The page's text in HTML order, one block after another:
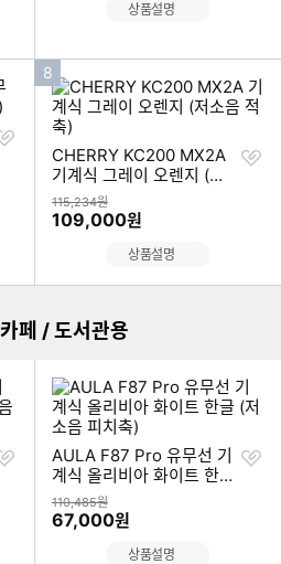
상품설명
찜
인
기
순
위
8
CHERRY KC200 MX2A
기계식 그레이 오렌지 (저
소음 적축)
상품금액
115,234원
할인금액
109,000원
찜
상품설명
페 / 도서관용
찜
AULA F87 Pro 유무선 기
계식 올리비아 화이트 한글
(저소음 피치축)
상품금액
110,485원
할인금액
67,000원
찜
상품설명